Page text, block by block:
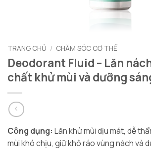
TRANG CHỦ / CHĂM SÓC CƠ THỂ
Deodorant Fluid – Lăn
chất khử mùi và dưỡng
Công dụng: Lăn khử mùi dịu mát, dễ
mùi khó chịu, giữ khô ráo vùng nách và